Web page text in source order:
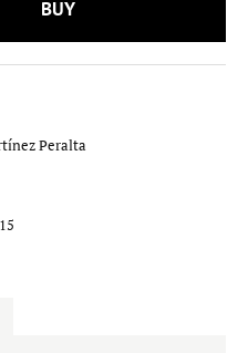
BUY
Peralta